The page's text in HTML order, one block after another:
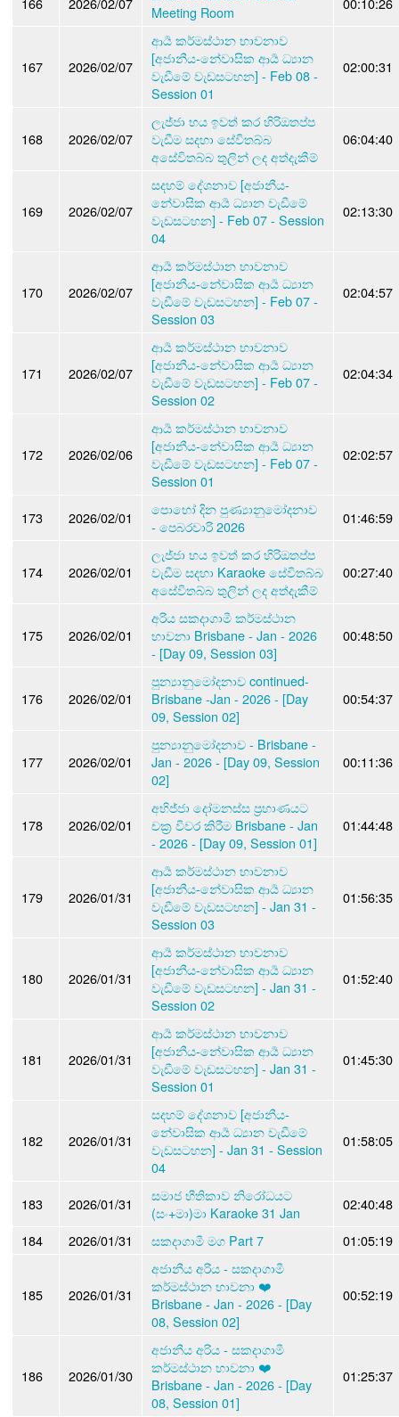
Meeting Room
167 2026/02/07
ආර්‍ය කර්මස්ථාන භාවනාව
[අජානීය-නේවාසික ආර්‍ය ධ්‍යාන
වැඩීමේ වැඩසටහන] - Feb 08 -
Session 01
02:00:31
168 2026/02/07
ලැජ්ජා භය ඉවත් කර හිරිඔතප්ප
වැඩීම සදහා සේවිතබ්බ
අසේවිතබ්බ තුලින් ලද අත්දැකීම්
06:04:40
169 2026/02/07
සදහම් දේශනාව [අජානීය-
නේවාසික ආර්‍ය ධ්‍යාන වැඩීමේ
වැඩසටහන] - Feb 07 - Session
04
02:13:30
170 2026/02/07
ආර්‍ය කර්මස්ථාන භාවනාව
[අජානීය-නේවාසික ආර්‍ය ධ්‍යාන
වැඩීමේ වැඩසටහන] - Feb 07 -
Session 03
02:04:57
171 2026/02/07
ආර්‍ය කර්මස්ථාන භාවනාව
[අජානීය-නේවාසික ආර්‍ය ධ්‍යාන
වැඩීමේ වැඩසටහන] - Feb 07 -
Session 02
02:04:34
172 2026/02/06
ආර්‍ය කර්මස්ථාන භාවනාව
[අජානීය-නේවාසික ආර්‍ය ධ්‍යාන
වැඩීමේ වැඩසටහන] - Feb 07 -
Session 01
02:02:57
173 2026/02/01
පොහෝ දින පුණ්‍යානුමෝදනාව
- පෙබරවාරි 2026
01:46:59
174 2026/02/01
ලැජ්ජා භය ඉවත් කර හිරිඔතප්ප
වැඩීම සදහා Karaoke සේවිතබ්බ
අසේවිතබ්බ තුලින් ලද අත්දැකීම්
00:27:40
175 2026/02/01
අරිය සකදාගාමී කර්මස්ථාන
භාවනා Brisbane - Jan - 2026
- [Day 09, Session 03]
00:48:50
176 2026/02/01
පුන්‍යානුමෝදනාව continued-
Brisbane -Jan - 2026 - [Day
09, Session 02]
00:54:37
177 2026/02/01
පුන්‍යානුමෝදනාව - Brisbane -
Jan - 2026 - [Day 09, Session
02]
00:11:36
178 2026/02/01
අභිජ්ජා දෝමනස්ස ප්‍රහාණයට
චක්‍ර විවර කිරීම Brisbane - Jan
- 2026 - [Day 09, Session 01]
01:44:48
179 2026/01/31
ආර්‍ය කර්මස්ථාන භාවනාව
[අජානීය-නේවාසික ආර්‍ය ධ්‍යාන
වැඩීමේ වැඩසටහන] - Jan 31 -
Session 03
01:56:35
180 2026/01/31
ආර්‍ය කර්මස්ථාන භාවනාව
[අජානීය-නේවාසික ආර්‍ය ධ්‍යාන
වැඩීමේ වැඩසටහන] - Jan 31 -
Session 02
01:52:40
181 2026/01/31
ආර්‍ය කර්මස්ථාන භාවනාව
[අජානීය-නේවාසික ආර්‍ය ධ්‍යාන
වැඩීමේ වැඩසටහන] - Jan 31 -
Session 01
01:45:30
182 2026/01/31
සදහම් දේශනාව [අජානීය-
නේවාසික ආර්‍ය ධ්‍යාන වැඩීමේ
වැඩසටහන] - Jan 31 - Session
04
01:58:05
183 2026/01/31
සමාජ භීතිකාව නිරෝධයට
(සං+මා)මා Karaoke 31 Jan
02:40:48
184
2026/01/31 සකදාගාමී මග Part 7 01:05:19
185 2026/01/31
අජානීය අරිය - සකදාගාමී
කර්මස්ථාන භාවනා ❤️
Brisbane - Jan - 2026 - [Day
08, Session 02]
00:52:19
186 2026/01/30
අජානීය අරිය - සකදාගාමී
කර්මස්ථාන භාවනා ❤️
Brisbane - Jan - 2026 - [Day
08, Session 01]
01:25:37